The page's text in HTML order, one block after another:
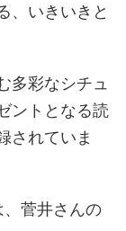
、いきいきと
多彩なシチュ
ントとなる読
されていま
菅井さんの